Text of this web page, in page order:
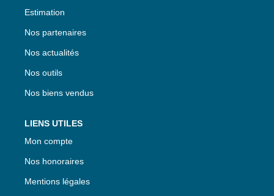
Estimation
Nos partenaires
Nos actualités
Nos outils
Nos biens vendus
LIENS UTILES
Mon compte
Nos honoraires
Mentions légales